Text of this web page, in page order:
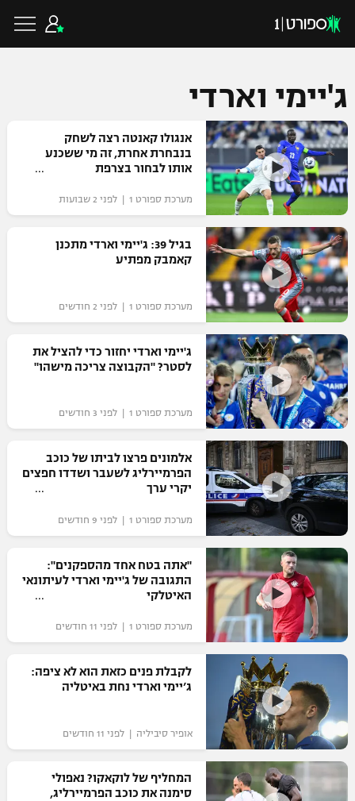
VOD
רץ ברשת
תוצאות
לוח שידורים
ברחבה
"מעל הליגה" – פודקאסט
"מחצית בשכונה" – פודקאסט
משתתפים וזוכים בפרסים
כדורגל ישראלי
ליגת העל
גביע הטוטו
ליגיונרים
גביע המדינה
נבחרת ישראל
מכבי חיפה
בית"ר ירושלים
מכבי תל אביב
הפועל תל אביב
הפועל חיפה
הפועל באר שבע
מכבי נתניה
בני יהודה
כדורגל עולמי
ליגת האלופות
ליגה אירופית
ליגה אנגלית
ליגה גרמנית
ליגה ספרדית
ליגה איטלקית
ליגה צרפתית
ליגה הולנדית
ליגה סינית
ליגה ברזילאית
ליגות נוספות
כדורסל ישראלי
ליגת ווינר סל
ליגה לאומית
כדורסל נשים
מכבי תל אביב
הפועל חולון
הפועל ירושלים
דני אבדיה
כדורסל עולמי
NBA
יורוליג
יורוקאפ
ענפים נוספים
טניס
כדוריד
כדורעף
שחייה
ג'ודו
אגרוף
ספורט אולימפי
היאבקות WWE
אופניים
ספורט מוטורי
ג'יימי וארדי
אנגולו קאנטה רצה לשחק
בנבחרת אחרת, זה מי ששכנע
אותו לבחור בצרפת
מערכת ספורט 1 | לפני 2 שבועות
בגיל 39: ג'יימי וארדי מתכנן
קאמבק מפתיע
מערכת ספורט 1 | לפני 2 חודשים
ג'יימי וארדי יחזור כדי להציל את
לסטר? "הקבוצה צריכה מישהו"
מערכת ספורט 1 | לפני 3 חודשים
אלמונים פרצו לביתו של כוכב
הפרמיירליג לשעבר ושדדו חפצים
יקרי ערך
מערכת ספורט 1 | לפני 9 חודשים
"אתה בטח אחד מהספקנים":
התגובה של ג'יימי וארדי לעיתונאי
האיטלקי
מערכת ספורט 1 | לפני 11 חודשים
לקבלת פנים כזאת הוא לא ציפה:
ג’יימי וארדי נחת באיטליה
אופיר סיביליה | לפני 11 חודשים
המחליף של לוקאקו? נאפולי
סימנה את כוכב הפרמיירליג,